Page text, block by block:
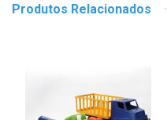
Produtos Relacionados